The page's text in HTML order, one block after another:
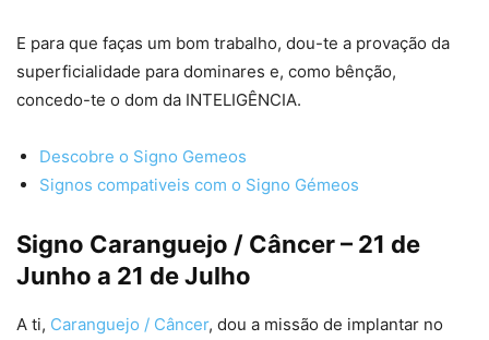
E para que faças um bom trabalho, dou-te a provação da
superficialidade para dominares e, como bênção,
concedo-te o dom da INTELIGÊNCIA.
Descobre o Signo Gemeos
Signos compativeis com o Signo Gémeos
Signo Caranguejo / Câncer – 21 de
Junho a 21 de Julho
A ti, Caranguejo / Câncer, dou a missão de implantar no